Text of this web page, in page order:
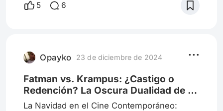
que ha quedado dormida bajo el inmenso
reconexión llega a través de una
5 6
Opayko 23 de diciembre de 2024
Fatman vs. Krampus: ¿Castigo o
Redención? La Oscura Dualidad de la
Navidad"
La Navidad en el Cine Contemporáneo: